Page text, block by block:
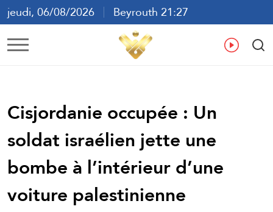
jeudi, 06/08/2026
Beyrouth 21:27
ع
Cisjordanie occupée : Un
soldat israélien jette une
bombe à l’intérieur d’une
voiture palestinienne